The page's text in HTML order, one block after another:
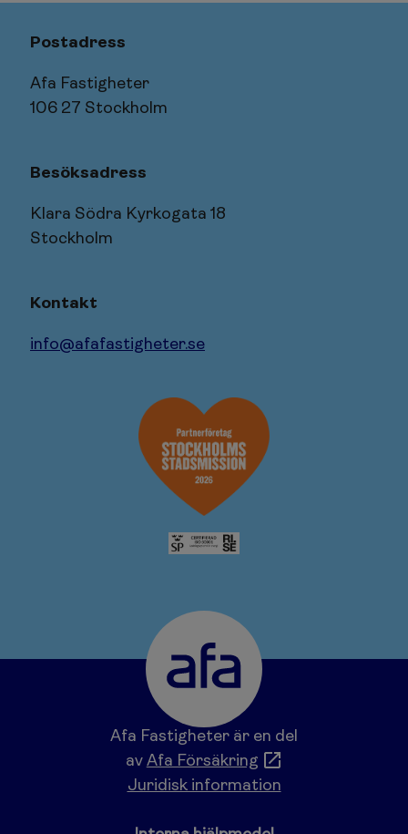
Postadress
Afa Fastigheter
106 27 Stockholm
Besöksadress
Klara Södra Kyrkogata 18
Stockholm
Kontakt
info@afafastigheter.se
Afa Fastigheter är en del
av Afa Försäkring
Juridisk information